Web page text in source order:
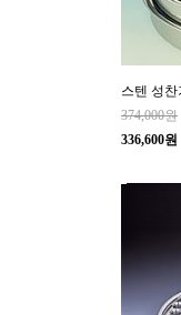
스텐 성찬
374,000원
336,600원